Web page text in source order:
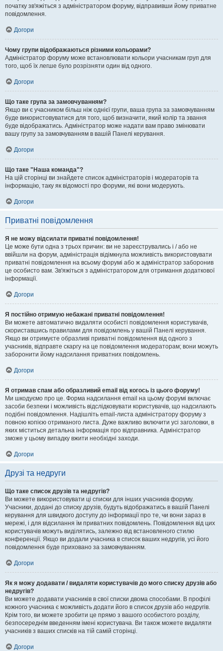
початку зв'яжіться з адміністратором форуму, відправивши йому приватне
повідомлення.
Догори
Чому групи відображаються різними кольорами?
Адміністратор форуму може встановлювати кольори учасникам груп для
того, щоб їх легше було розрізняти один від одного.
Догори
Що таке група за замовчуванням?
Якщо ви є учасником більш ніж однієї групи, ваша група за замовчуванням
буде використовуватися для того, щоб визначити, який колір та звання
буде відображатись. Адміністратор може надати вам право змінювати
вашу групу за замовчуванням в вашій Панелі керування.
Догори
Що таке "Наша команда"?
На цій сторінці ви знайдете список адміністраторів і модераторів та
інформацію, таку як відомості про форуми, які вони модерують.
Догори
Приватні повідомлення
Я не можу відсилати приватні повідомлення!
Це може бути одна з трьох причин: ви не зареєструвались і / або не
ввійшли на форум, адміністрація відімкнула можливість використовувати
приватні повідомлення на всьому форумі або ж адміністратор заборонив
це особисто вам. Зв'яжіться з адміністратором для отримання додаткової
інформації.
Догори
Я постійно отримую небажані приватні повідомлення!
Ви можете автоматично видаляти особисті повідомлення користувачів,
скориставшись правилами для повідомлень у вашій Панелі керування.
Якщо ви отримуєте образливі приватні повідомлення від одного з
учасників, відправте скаргу на це повідомлення модераторам; вони можуть
заборонити йому надсилання приватних повідомлень.
Догори
Я отримав спам або образливий email від когось із цього форуму!
Ми шкодуємо про це. Форма надсилання email на цьому форумі включає
засоби безпеки і можливість відслідковувати користувачів, що надсилають
подібні повідомлення. Надішліть email-листа адміністратору форуму з
повною копією отриманого листа. Дуже важливо включити усі заголовки, в
яких міститься детальна інформація про відправника. Адміністратор
зможе у цьому випадку вжити необхідні заходи.
Догори
Друзі та недруги
Що таке список друзів та недругів?
Ви можете використовувати ці списки для інших учасників форуму.
Учасники, додані до списку друзів, будуть відображатись в вашій Панелі
керування для швидкого доступу до інформації про те, чи вони зараз в
мережі, і для відсилання їм приватних повідомлень. Повідомлення від цих
користувачів можуть виділятись, залежно від встановленого стилю
конференції. Якщо ви додали учасника в список ваших недругів, усі його
повідомлення буде приховано за замовчуванням.
Догори
Як я можу додавати / видаляти користувачів до мого списку друзів або
недругів?
Ви можете додавати учасників в свої списки двома способами. В профілі
кожного учасника є можливість додати його в список друзів або недругів.
Крім того, ви можете зробити це прямо з вашого особистого розділу,
безпосереднім введенням імені користувача. Ви також можете видаляти
учасників з ваших списків на тій самій сторінці.
Догори